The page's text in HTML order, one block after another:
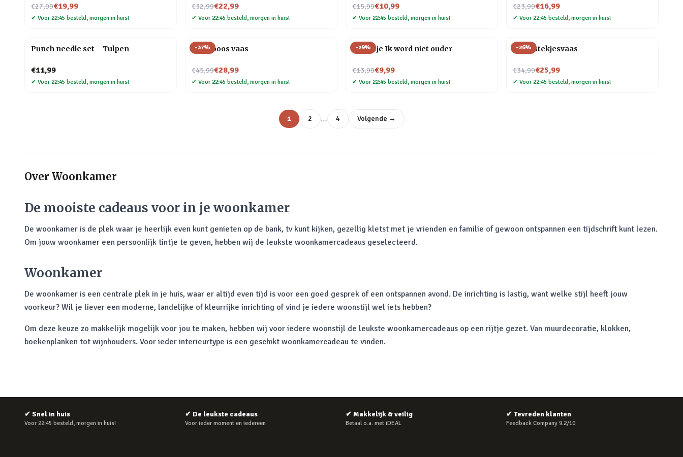
€27,99
Nu voor€19,99
✔ Voor 22:45 besteld, morgen in huis!
€32,99
Nu voor€22,99
✔ Voor 22:45 besteld, morgen in huis!
€15,99
Nu voor€10,99
✔ Voor 22:45 besteld, morgen in huis!
€23,99
Nu voor€16,99
✔ Voor 22:45 besteld, morgen in huis!
Punch needle set – Tulpen
€11,99
✔ Voor 22:45 besteld, morgen in huis!
-37%
Framboos vaas
€45,99
Nu voor€28,99
✔ Voor 22:45 besteld, morgen in huis!
-29%
Tegeltje Ik word niet ouder
€13,99
Nu voor€9,99
✔ Voor 22:45 besteld, morgen in huis!
-26%
Flora stekjesvaas
€34,99
Nu voor€25,99
✔ Voor 22:45 besteld, morgen in huis!
1 2 … 4 Volgende →
Over Woonkamer
De mooiste cadeaus voor in je woonkamer
De woonkamer is de plek waar je heerlijk even kunt genieten op de bank, tv kunt kijken, gezellig kletst met je vrienden en familie of gewoon ontspannen een tijdschrift kunt lezen.
Om jouw woonkamer een persoonlijk tintje te geven, hebben wij de leukste woonkamercadeaus geselecteerd.
Woonkamer
De woonkamer is een centrale plek in je huis, waar er altijd even tijd is voor een goed gesprek of een ontspannen avond. De inrichting is lastig, want welke stijl heeft jouw
voorkeur? Wil je liever een moderne, landelijke of kleurrijke inrichting of vind je iedere woonstijl wel iets hebben?
Om deze keuze zo makkelijk mogelijk voor jou te maken, hebben wij voor iedere woonstijl de leukste woonkamercadeaus op een rijtje gezet. Van muurdecoratie, klokken,
boekenplanken tot wijnhouders. Voor ieder interieurtype is een geschikt woonkamercadeau te vinden.
✔ Snel in huis
Voor 22:45 besteld, morgen in huis!
✔ De leukste cadeaus
Voor ieder moment en iedereen
✔ Makkelijk & veilig
Betaal o.a. met iDEAL
✔ Tevreden klanten
Feedback Company 9.2/10